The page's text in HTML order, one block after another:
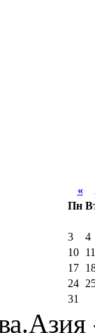
«
Пн
3
4
10
11
17
24
31